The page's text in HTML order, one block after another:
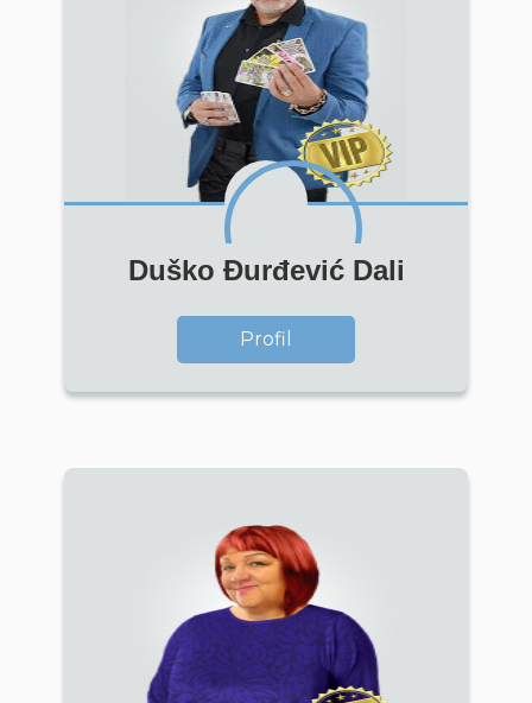
Duško Đurđević Dali
Profil